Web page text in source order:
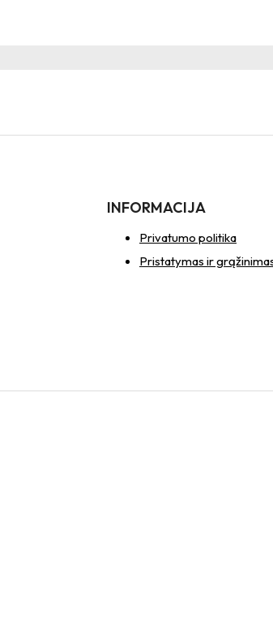
INFORMACIJA
Privatumo politika
Pristatymas ir